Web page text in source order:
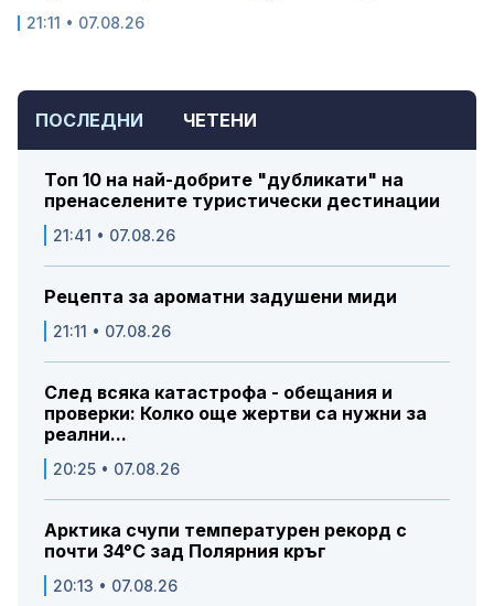
ПОСЛЕДНИ ЧЕТЕНИ
Топ 10 на най-добрите "дубликати" на
пренаселените туристически дестинации
21:41 • 07.08.26
Рецепта за ароматни задушени миди
21:11 • 07.08.26
След всяка катастрофа - обещания и
проверки: Колко още жертви са нужни за
реални...
20:25 • 07.08.26
Арктика счупи температурен рекорд с
почти 34°C зад Полярния кръг
20:13 • 07.08.26
21:11 • 07.08.26